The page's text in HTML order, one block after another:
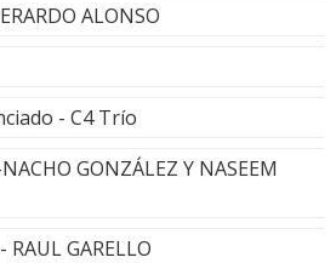
ALONSO
- C4 Trío
GONZÁLEZ Y NASEEM
GARELLO